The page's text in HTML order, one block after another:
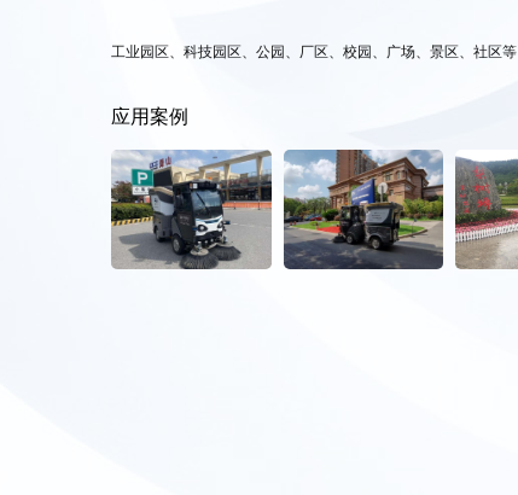
工业园区、科技园区、公园、厂区、校园、广场、景区、社区等
应用案例